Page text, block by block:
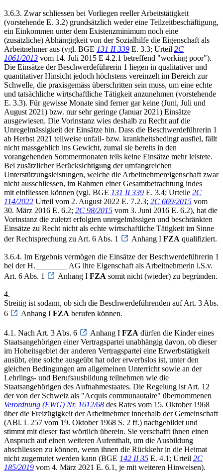
3.6.3. Zwar schliessen bei Vorliegen reeller Arbeitstätigkeit
(vorstehende E. 3.2) grundsätzlich weder eine Teilzeitbeschäftigung,
ein Einkommen unter dem Existenzminimum noch eine
(zusätzliche) Abhängigkeit von der Sozialhilfe die Eigenschaft als
Arbeitnehmer aus (vgl. BGE 131 II 339 E. 3.3; Urteil 2C
1061/2013 vom 14. Juli 2015 E 4.2.1 betreffend "working poor").
Die Einsätze der Beschwerdeführerin 1 liegen in qualitativer und
quantitativer Hinsicht jedoch höchstens vereinzelt im Bereich zur
Schwelle, die praxisgemäss überschritten sein muss, um eine echte
und tatsächliche wirtschaftliche Tätigkeit anzunehmen (vorstehende
E. 3.3). Für gewisse Monate sind ferner gar keine (Juni, Juli und
August 2021) bzw. nur sehr geringe (Januar 2021) Einsätze
ausgewiesen. Die Vorinstanz wies deshalb zu Recht auf die
Unregelmässigkeit der Einsätze hin. Dass die Beschwerdeführerin 1
ab Herbst 2021 teilweise unfall- bzw. krankheitsbedingt ausfiel, fällt
nicht massgeblich ins Gewicht, zumal sie bereits in den
vorangehenden Sommermonaten teils keine Einsätze mehr leistete.
Bei zusätzlicher Berücksichtigung der umfangreichen
Unterstützungsleistungen, welche die Arbeitnehmereigenschaft zwar
nicht ausschliessen, im Rahmen einer Gesamtbetrachtung indes
mit einfliessen können (vgl. BGE 131 II 339 E. 3.4; Urteile 2C
114/2022 Urteil vom 2. August 2022 E. 7.2.3; 2C 669/2015 vom
30. März 2016 E. 6.2; 2C 98/2015 vom 3. Juni 2016 E. 6.2), hat die
Vorinstanz die zuletzt erfolgten unregelmässigen und beschränkten
Einsätze zu Recht nicht als echte wirtschaftliche Tätigkeit im Sinne
der Rechtsprechung zu Art. 6 Abs. 1
Anhang I FZA qualifiziert.
3.6.4. Im Ergebnis vermögen die Einsätze der Beschwerdeführerin 1
bei der H.________ AG ihre Eigenschaft als Arbeitnehmerin i.S.v.
Art. 6 Abs. 1
Anhang I FZA somit nicht (wieder) zu begründen.
4.
Streitig ist sodann, ob sich die Beschwerdeführenden auf Art. 3 Abs.
6
Anhang I FZA berufen können.
4.1. Nach Art. 3 Abs. 6 Anhang I FZA dürfen die Kinder eines
Staatsangehörigen einer Vertragspartei unabhängig davon, ob dieser
im Hoheitsgebiet der anderen Vertragspartei eine Erwerbstätigkeit
ausübt, eine solche ausgeübt hat oder erwerbslos ist, unter den
gleichen Bedingungen am allgemeinen Unterricht sowie an der
Lehrlings- und Berufsausbildung teilnehmen wie die
Staatsangehörigen des Aufnahmestaates. Die Regelung ist Art. 12
der von der Schweiz als "Acquis communautaire" übernommenen
Verordnung (EWG) Nr. 1612/68 des Rates vom 15. Oktober 1968
über die Freizügigkeit der Arbeitnehmer innerhalb der Gemeinschaft
(ABl. L 257 vom 19. Oktober 1968 S. 2 ff.) nachgebildet und
stimmt mit dieser fast wörtlich überein. Sie verschafft ihnen einen
Anspruch auf einen weiteren Aufenthalt, um die Ausbildung
abschliessen zu können, wenn ihnen die Rückkehr in die Heimat
nicht zugemutet werden kann (BGE 142 II 35 E. 4.1; Urteil 2C
185/2019 vom 4. März 2021 E. 6.1, je mit weiteren Hinweisen).